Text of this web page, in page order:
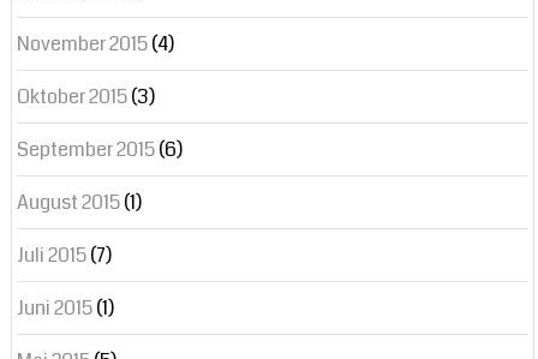
November 2015(4)
Oktober 2015(3)
September 2015(6)
August 2015(1)
Juli 2015(7)
Juni 2015(1)